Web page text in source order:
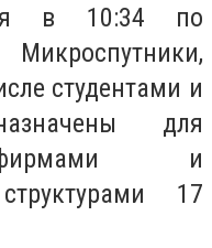
в 10:34 по
студентами и
для
фирмами и
17